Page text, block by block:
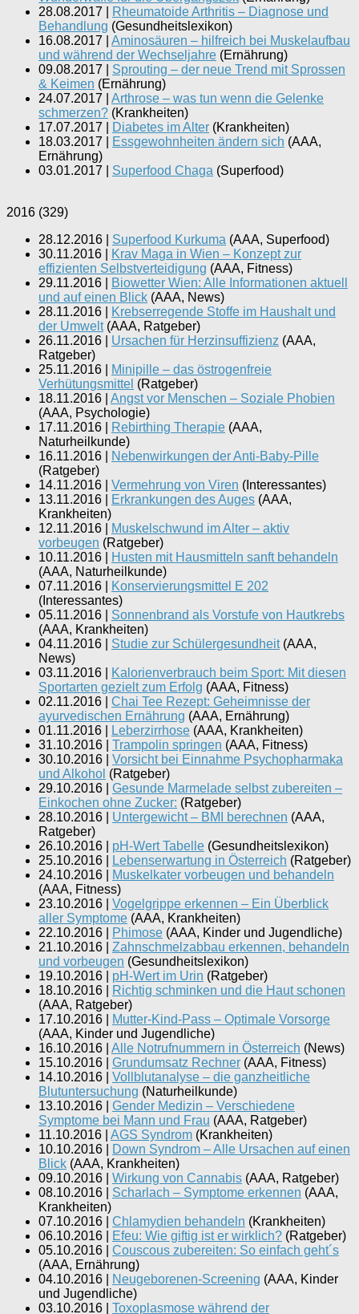
28.08.2017
Rheumatoide Arthritis – Diagnose und
Behandlung (Gesundheitslexikon)
16.08.2017
Aminosäuren – hilfreich bei Muskelaufbau
und während der Wechseljahre (Ernährung)
09.08.2017
Sprouting – der neue Trend mit Sprossen
& Keimen (Ernährung)
24.07.2017
Arthrose – was tun wenn die Gelenke
schmerzen? (Krankheiten)
17.07.2017
Diabetes im Alter (Krankheiten)
18.03.2017
Essgewohnheiten ändern sich (AAA,
Ernährung)
03.01.2017
Superfood Chaga (Superfood)
2016 (329)
28.12.2016
Superfood Kurkuma (AAA, Superfood)
30.11.2016
Krav Maga in Wien – Konzept zur
effizienten Selbstverteidigung (AAA, Fitness)
29.11.2016
Biowetter Wien: Alle Informationen aktuell
und auf einen Blick (AAA, News)
28.11.2016
Krebserregende Stoffe im Haushalt und
der Umwelt (AAA, Ratgeber)
26.11.2016
Ursachen für Herzinsuffizienz (AAA,
Ratgeber)
25.11.2016
Minipille – das östrogenfreie
Verhütungsmittel (Ratgeber)
18.11.2016
Angst vor Menschen – Soziale Phobien
(AAA, Psychologie)
17.11.2016
Rebirthing Therapie (AAA,
Naturheilkunde)
16.11.2016
Nebenwirkungen der Anti-Baby-Pille
(Ratgeber)
14.11.2016
Vermehrung von Viren ( Interessantes)
13.11.2016
Erkrankungen des Auges (AAA,
Krankheiten)
12.11.2016
Muskelschwund im Alter – aktiv
vorbeugen (Ratgeber)
10.11.2016
Husten mit Hausmitteln sanft behandeln
(AAA, Naturheilkunde)
07.11.2016
Konservierungsmittel E 202
( Interessantes)
05.11.2016
Sonnenbrand als Vorstufe von Hautkrebs
(AAA, Krankheiten)
04.11.2016
Studie zur Schülergesundheit (AAA,
News)
03.11.2016
Kalorienverbrauch beim Sport: Mit diesen
Sportarten gezielt zum Erfolg (AAA, Fitness)
02.11.2016
Chai Tee Rezept: Geheimnisse der
ayurvedischen Ernährung (AAA, Ernährung)
01.11.2016
Leberzirrhose (AAA, Krankheiten)
31.10.2016
Trampolin springen (AAA, Fitness)
30.10.2016
Vorsicht bei Einnahme Psychopharmaka
und Alkohol (Ratgeber)
29.10.2016
Gesunde Marmelade selbst zubereiten –
Einkochen ohne Zucker: (Ratgeber)
28.10.2016
Untergewicht – BMI berechnen (AAA,
Ratgeber)
26.10.2016
pH-Wert Tabelle (Gesundheitslexikon)
25.10.2016
Lebenserwartung in Österreich (Ratgeber)
24.10.2016
Muskelkater vorbeugen und behandeln
(AAA, Fitness)
23.10.2016
Vogelgrippe erkennen – Ein Überblick
aller Symptome (AAA, Krankheiten)
22.10.2016
Phimose (AAA, Kinder und Jugendliche)
21.10.2016
Zahnschmelzabbau erkennen, behandeln
und vorbeugen (Gesundheitslexikon)
19.10.2016
pH-Wert im Urin (Ratgeber)
18.10.2016
Richtig schminken und die Haut schonen
(AAA, Ratgeber)
17.10.2016
Mutter-Kind-Pass – Optimale Vorsorge
(AAA, Kinder und Jugendliche)
16.10.2016
Alle Notrufnummern in Österreich (News)
15.10.2016
Grundumsatz Rechner (AAA, Fitness)
14.10.2016
Vollblutanalyse – die ganzheitliche
Blutuntersuchung (Naturheilkunde)
13.10.2016
Gender Medizin – Verschiedene
Symptome bei Mann und Frau (AAA, Ratgeber)
11.10.2016
AGS Syndrom (Krankheiten)
10.10.2016
Down Syndrom – Alle Ursachen auf einen
Blick (AAA, Krankheiten)
09.10.2016
Wirkung von Cannabis (AAA, Ratgeber)
08.10.2016
Scharlach – Symptome erkennen (AAA,
Krankheiten)
07.10.2016
Chlamydien behandeln (Krankheiten)
06.10.2016
Efeu: Wie giftig ist er wirklich? (Ratgeber)
05.10.2016
Couscous zubereiten: So einfach geht´s
(AAA, Ernährung)
04.10.2016
Neugeborenen-Screening (AAA, Kinder
und Jugendliche)
03.10.2016
Toxoplasmose während der